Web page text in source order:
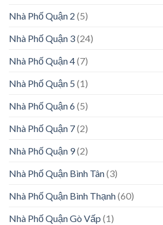
Nhà Phố Quận 2 (5)
Nhà Phố Quận 3(24)
Nhà Phố Quận 4(7)
Nhà Phố Quận 5 (1)
Nhà Phố Quận 6(5)
Nhà Phố Quận 7(2)
Nhà Phố Quận 9(2)
Nhà Phố Quận Bình Tân(3)
Nhà Phố Quận Bình Thạnh(60)
Nhà Phố Quận Gò Vấp (1)